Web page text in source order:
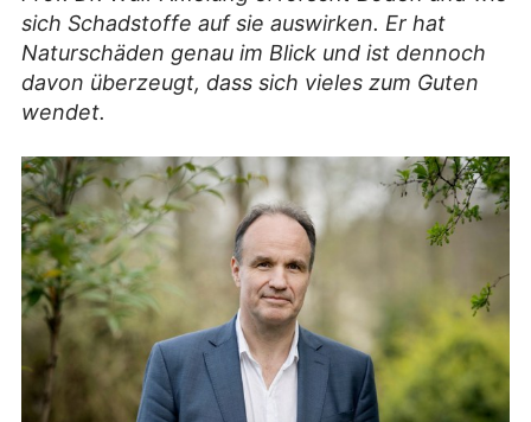
sich Schadstoffe auf sie auswirken. Er hat
Naturschäden genau im Blick und ist dennoch
davon überzeugt, dass sich vieles zum Guten
wendet.